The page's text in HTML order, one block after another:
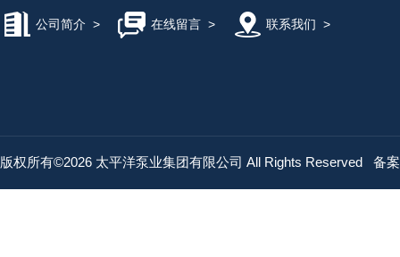
公司简介 > 在线留言> 联系我们 >
版权所有©2026 太平洋泵业集团有限公司 All Rights Reserved 备